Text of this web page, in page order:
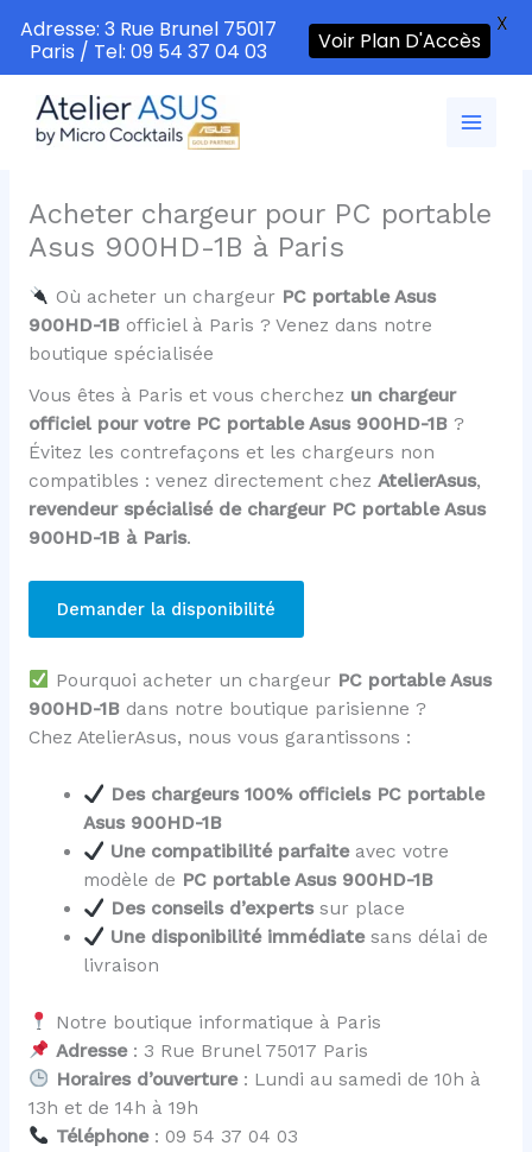
contenu
Acheter chargeur pour PC portable
Asus 900HD-1B à Paris
Où acheter un chargeur PC portable Asus
900HD-1Bofficiel à Paris ? Venez dans notre
boutique spécialisée
Vous êtes à Paris et vous cherchez un chargeur
officiel pour votre PC portable Asus 900HD-1B?
Évitez les contrefaçons et les chargeurs non
compatibles : venez directement chez AtelierAsus,
revendeur spécialisé de chargeur PC portable Asus
900HD-1B à Paris.
Demander la disponibilité
Pourquoi acheter un chargeur PC portable Asus
900HD-1Bdans notre boutique parisienne ?
Chez AtelierAsus, nous vous garantissons :
Des chargeurs 100% officiels PC portable
Asus 900HD-1B
Une compatibilité parfaiteavec votre
modèle de PC portable Asus 900HD-1B
Des conseils d’expertssur place
Une disponibilité immédiatesans délai de
livraison
Notre boutique informatique à Paris
Adresse: 3 Rue Brunel 75017 Paris
Horaires d’ouverture: Lundi au samedi de 10h à
13h et de 14h à 19h
Téléphone: 09 54 37 04 03
Adresse: 3 Rue Brunel 75017
Paris / Tel: 09 54 37 04 03
Voir Plan D'Accès
X